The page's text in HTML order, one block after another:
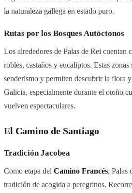
la naturaleza gallega en estado puro.
Rutas por los Bosques Autóctonos
Los alrededores de Palas de Rei cuentan
robles, castaños y eucaliptos. Estas zonas
senderismo y permiten descubrir la flora
Galicia, especialmente durante el otoño
vuelven espectaculares.
El Camino de Santiago
Tradición Jacobea
Como etapa del Camino Francés, Palas
tradición de acogida a peregrinos.